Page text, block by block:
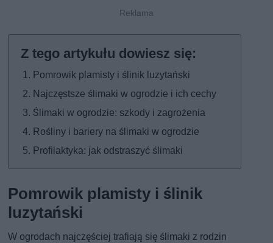
Pomrowik plamisty i ślinik luzytański
Najczęstsze ślimaki w ogrodzie i ich cechy
Ślimaki w ogrodzie: szkody i zagrożenia
Rośliny i bariery na ślimaki w ogrodzie
Profilaktyka: jak odstraszyć ślimaki
Pomrowik plamisty i ślinik
luzytański
W ogrodach najczęściej trafiają się ślimaki z rodzin